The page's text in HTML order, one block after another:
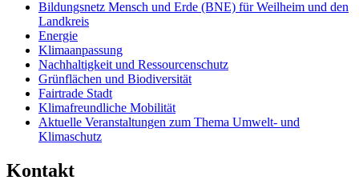
Bildungsnetz Mensch und Erde (BNE) für Weilheim und den
Landkreis
Energie
Klimaanpassung
Nachhaltigkeit und Ressourcenschutz
Grünflächen und Biodiversität
Fairtrade Stadt
Klimafreundliche Mobilität
Aktuelle Veranstaltungen zum Thema Umwelt- und
Klimaschutz
Kontakt